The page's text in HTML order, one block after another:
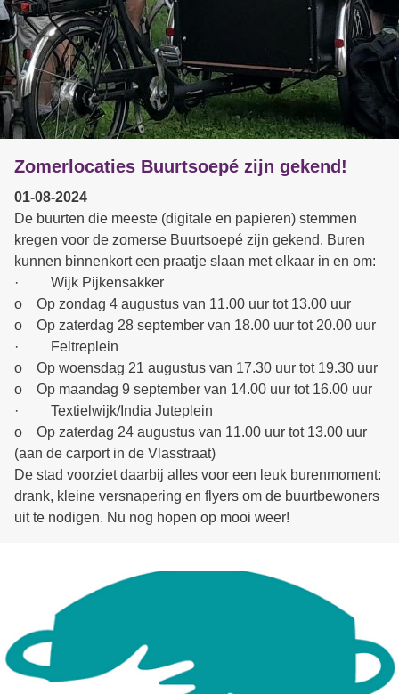
Zomerlocaties Buurtsoepé zijn gekend!
01-08-2024
De buurten die meeste (digitale en papieren) stemmen
kregen voor de zomerse Buurtsoepé zijn gekend. Buren
kunnen binnenkort een praatje slaan met elkaar in en om:
· Wijk Pijkensakker
o Op zondag 4 augustus van 11.00 uur tot 13.00 uur
o Op zaterdag 28 september van 18.00 uur tot 20.00 uur
· Feltreplein
o Op woensdag 21 augustus van 17.30 uur tot 19.30 uur
o Op maandag 9 september van 14.00 uur tot 16.00 uur
· Textielwijk/India Juteplein
o Op zaterdag 24 augustus van 11.00 uur tot 13.00 uur
(aan de carport in de Vlasstraat)
De stad voorziet daarbij alles voor een leuk burenmoment:
drank, kleine versnapering en flyers om de buurtbewoners
uit te nodigen. Nu nog hopen op mooi weer!